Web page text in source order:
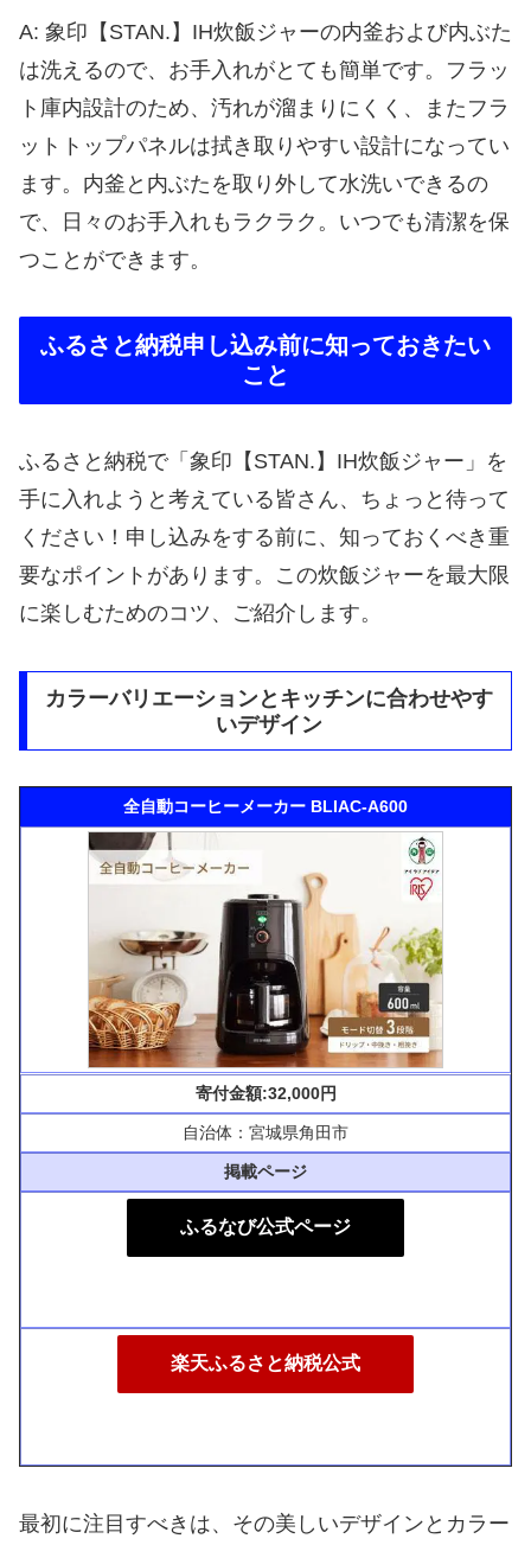
A: 象印【STAN.】IH炊飯ジャーの内釜および内ぶた
は洗えるので、お手入れがとても簡単です。フラッ
ト庫内設計のため、汚れが溜まりにくく、またフラ
ットトップパネルは拭き取りやすい設計になってい
ます。内釜と内ぶたを取り外して水洗いできるの
で、日々のお手入れもラクラク。いつでも清潔を保
つことができます。
ふるさと納税申し込み前に知っておきたい
こと
ふるさと納税で「象印【STAN.】IH炊飯ジャー」を
手に入れようと考えている皆さん、ちょっと待って
ください！申し込みをする前に、知っておくべき重
要なポイントがあります。この炊飯ジャーを最大限
に楽しむためのコツ、ご紹介します。
カラーバリエーションとキッチンに合わせやす
いデザイン
全自動コーヒーメーカー BLIAC-A600
寄付金額:32,000円
自治体：宮城県角田市
掲載ページ
ふるなび公式ページ
楽天ふるさと納税公式
最初に注目すべきは、その美しいデザインとカラー